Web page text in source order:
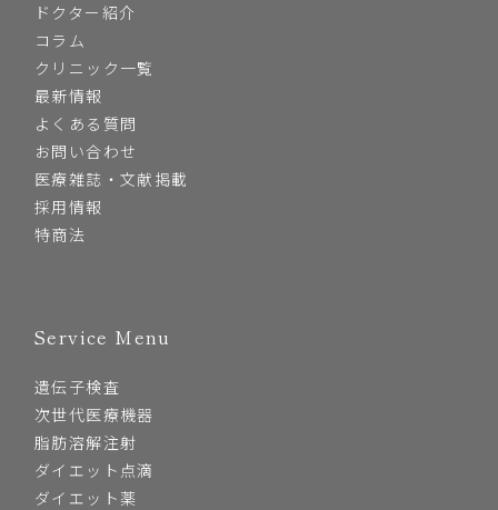
ドクター紹介
コラム
クリニック一覧
最新情報
よくある質問
お問い合わせ
医療雑誌・文献掲載
採用情報
特商法
Service Menu
遺伝子検査
次世代医療機器
脂肪溶解注射
ダイエット点滴
ダイエット薬